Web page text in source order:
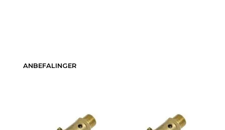
ANBEFALINGER